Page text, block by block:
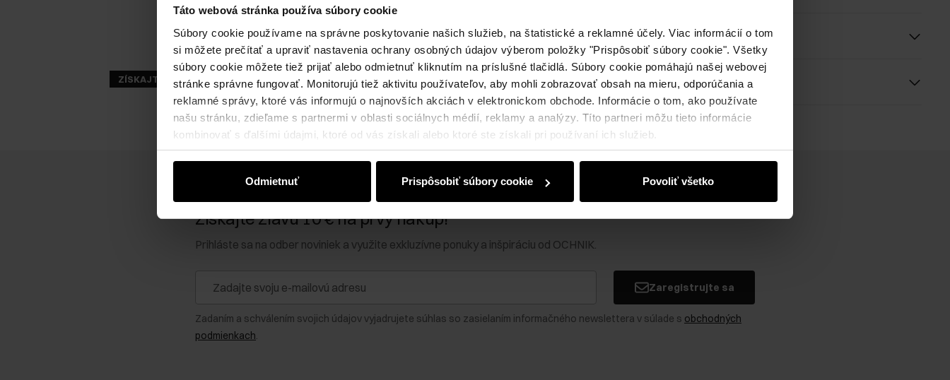
Táto webová stránka používa súbory cookie
Súbory cookie používame na správne poskytovanie našich služieb, na štatistické a reklamné účely. Viac informácií o tom
si môžete prečítať a upraviť nastavenia ochrany osobných údajov výberom položky "Prispôsobiť súbory cookie". Všetky
súbory cookie môžete tiež prijať alebo odmietnuť kliknutím na príslušné tlačidlá. Súbory cookie pomáhajú našej webovej
stránke správne fungovať. Monitorujú tiež aktivitu používateľov, aby mohli zobrazovať obsah na mieru, odporúčania a
reklamné správy, ktoré vás informujú o najnovších akciách v elektronickom obchode. Informácie o tom, ako používate
našu stránku, zdieľame s partnermi v oblasti sociálnych médií, reklamy a analýzy. Títo partneri môžu tieto informácie
kombinovať s ďalšími údajmi, ktoré od vás získali alebo ktoré ste získali pri používaní ich služieb.
Odmietnuť Prispôsobiť súbory cookie Povoliť všetko
ZÍSKAJTE -30%
Zloženie a rozmery
Recenzie
Získajte zľavu 10 € na prvý nákup!
Prihláste sa na odber noviniek a využite exkluzívne ponuky a inšpiráciu od OCHNIK.
Zaregistrujte sa
Zadaním a schválením svojich údajov vyjadrujete súhlas so zasielaním informačného newslettera v súlade s obchodných
podmienkach.